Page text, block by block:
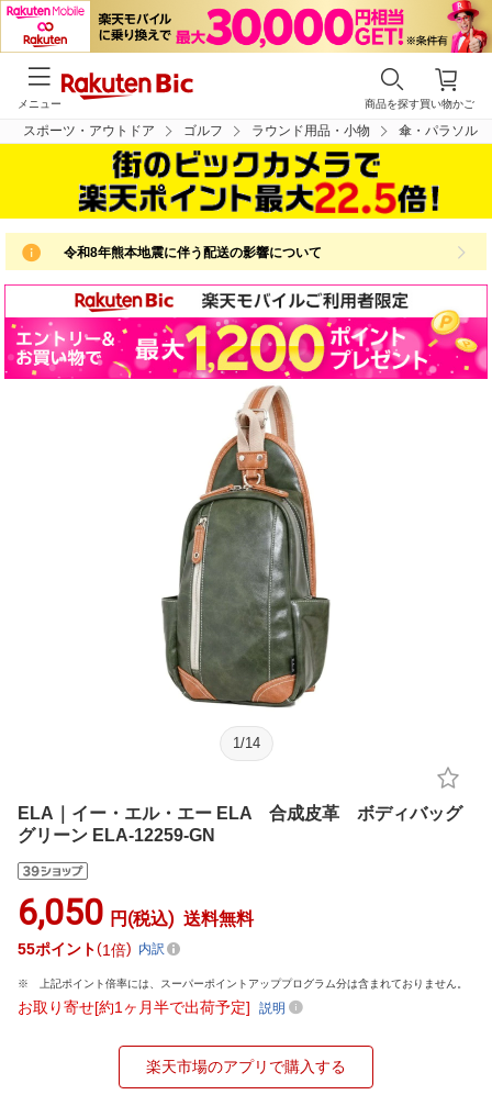
買い物かご
商品を探す
メニュー
スポーツ・アウトドア ゴルフ ラウンド用品・小物 傘・パラソル
令和8年熊本地震に伴う配送の影響について
1 /14
ELA｜イー・エル・エー ELA 合成皮革 ボディバッグ
グリーン ELA-12259-GN
6,050 円(税込) 送料無料
55ポイント 1倍 内訳
上記ポイント倍率には、スーパーポイントアッププログラム分は含まれておりません。
お取り寄せ[約1ヶ月半で出荷予定] 説明
楽天市場のアプリで購入する